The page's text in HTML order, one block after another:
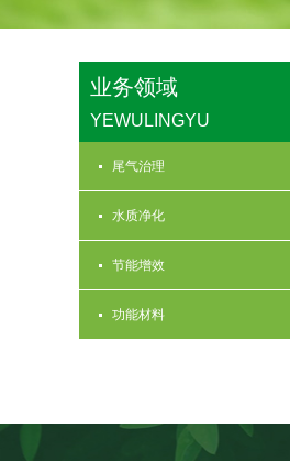
业务领域
YEWULINGYU
尾气治理
水质净化
节能增效
功能材料